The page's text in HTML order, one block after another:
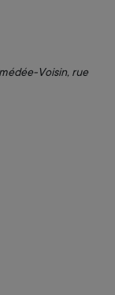
Voisin, rue